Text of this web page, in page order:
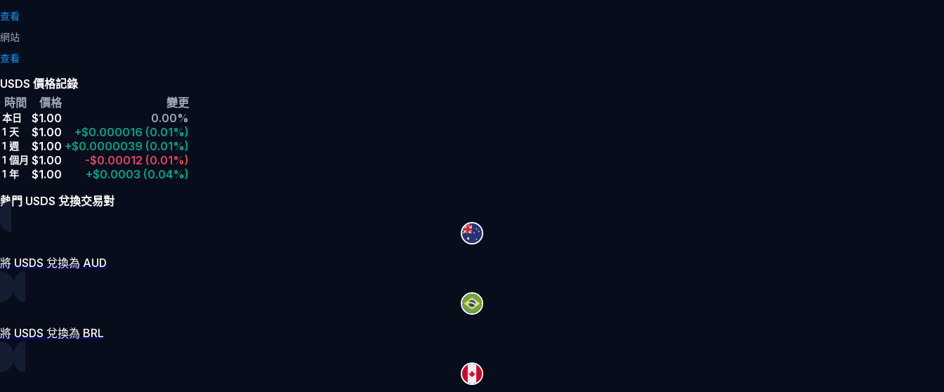
查看
網站
查看
USDS 價格記錄
時間
價格 變更
本日 $1.00 0.00%
1 天 $1.00 +$0.000016 (0.01%)
1 週 $1.00 +$0.0000039 (0.01%)
1 個月 $1.00 -$0.00012 (0.01%)
1 年 $1.00 +$0.0003 (0.04%)
熱門 USDS 兌換交易對
將 USDS 兌換為 AUD
將 USDS 兌換為 BRL